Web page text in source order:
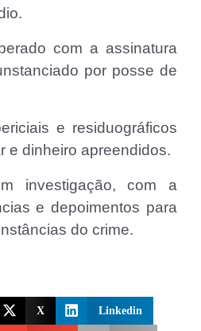
com a assinatura
por posse de
e residuográficos
e dinheiro apreendidos.
investigação, com a
e depoimentos para
do crime.
X Linkedin